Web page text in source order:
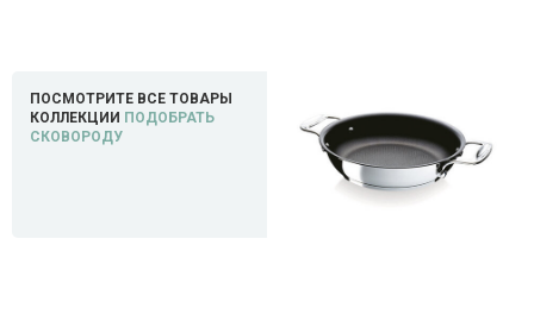
ПОСМОТРИТЕ ВСЕ ТОВАРЫ
КОЛЛЕКЦИИ ПОДОБРАТЬ
СКОВОРОДУ